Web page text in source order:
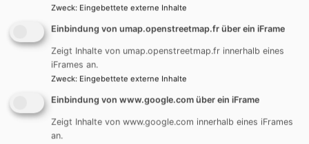
Zweck: Eingebettete externe Inhalte
Einbindung von umap.openstreetmap.fr über ein iFrame
Zeigt Inhalte von umap.openstreetmap.fr innerhalb eines
iFrames an.
Zweck: Eingebettete externe Inhalte
Einbindung von www.google.com über ein iFrame
Zeigt Inhalte von www.google.com innerhalb eines iFrames
an.